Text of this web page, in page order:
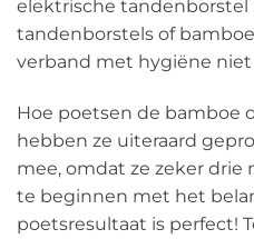
elektrische tandenborstel
tandenborstels of
verband met hygiëne
Hoe poetsen de bamboe
hebben ze uiteraard
mee, omdat ze zeker drie
te beginnen met het
poetsresultaat is perfect!